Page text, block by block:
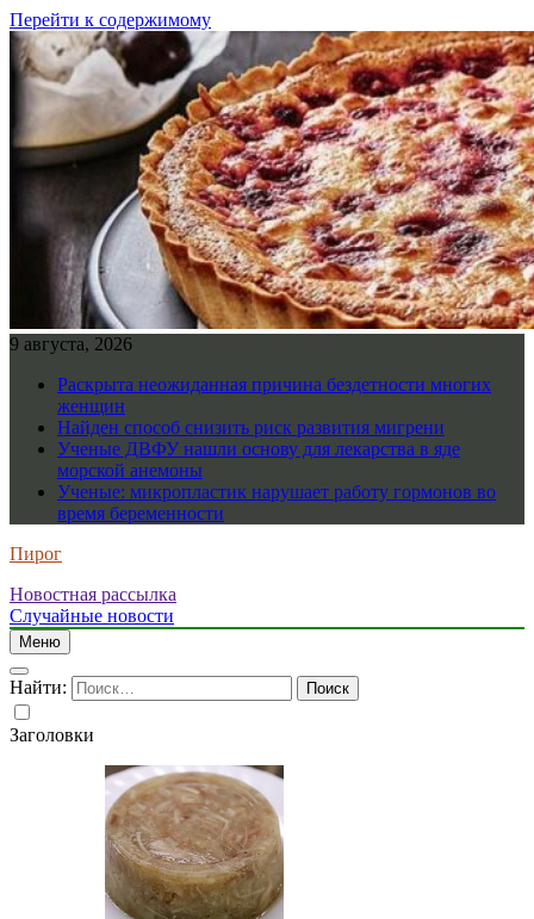
Перейти к содержимому
9 августа, 2026
Раскрыта неожиданная причина бездетности многих
женщин
Найден способ снизить риск развития мигрени
Ученые ДВФУ нашли основу для лекарства в яде
морской анемоны
Ученые: микропластик нарушает работу гормонов во
время беременности
Пирог
Новостная рассылка
Случайные новости
Меню
Найти:
Заголовки